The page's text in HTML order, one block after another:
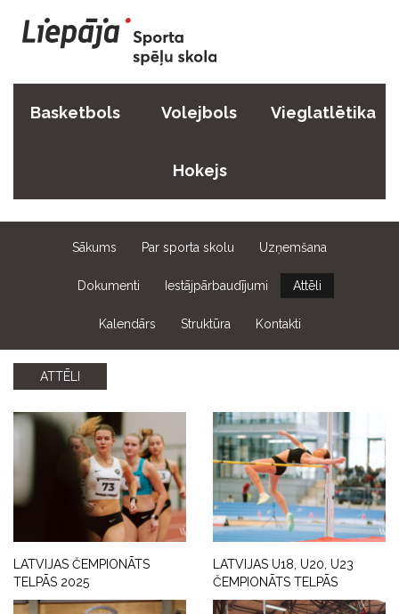
Basketbols Volejbols Vieglatlētika
Hokejs
Sākums Par sporta skolu Uzņemšana
Dokumenti Iestājpārbaudījumi Attēli
Kalendārs Struktūra Kontakti
ATTĒLI
LATVIJAS ČEMPIONĀTS
TELPĀS 2025
LATVIJAS U18, U20, U23
ČEMPIONĀTS TELPĀS